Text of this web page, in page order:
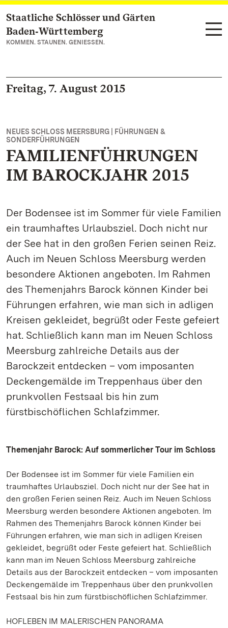
Zum Hauptinhalt springen
Staatliche Schlösser und Gärten
Baden‑Württemberg
KOMMEN. STAUNEN. GENIESSEN.
Freitag, 7. August 2015
NEUES SCHLOSS MEERSBURG | FÜHRUNGEN &
SONDERFÜHRUNGEN
FAMILIENFÜHRUNGEN
IM BAROCKJAHR 2015
Der Bodensee ist im Sommer für viele Familien
ein traumhaftes Urlaubsziel. Doch nicht nur
der See hat in den großen Ferien seinen Reiz.
Auch im Neuen Schloss Meersburg werden
besondere Aktionen angeboten. Im Rahmen
des Themenjahrs Barock können Kinder bei
Führungen erfahren, wie man sich in adligen
Kreisen gekleidet, begrüßt oder Feste gefeiert
hat. Schließlich kann man im Neuen Schloss
Meersburg zahlreiche Details aus der
Barockzeit entdecken – vom imposanten
Deckengemälde im Treppenhaus über den
prunkvollen Festsaal bis hin zum
fürstbischöflichen Schlafzimmer.
Themenjahr Barock: Auf sommerlicher Tour im Schloss
Der Bodensee ist im Sommer für viele Familien ein
traumhaftes Urlaubsziel. Doch nicht nur der See hat in
den großen Ferien seinen Reiz. Auch im Neuen Schloss
Meersburg werden besondere Aktionen angeboten. Im
Rahmen des Themenjahrs Barock können Kinder bei
Führungen erfahren, wie man sich in adligen Kreisen
gekleidet, begrüßt oder Feste gefeiert hat. Schließlich
kann man im Neuen Schloss Meersburg zahlreiche
Details aus der Barockzeit entdecken – vom imposanten
Deckengemälde im Treppenhaus über den prunkvollen
Festsaal bis hin zum fürstbischöflichen Schlafzimmer.
HOFLEBEN IM MALERISCHEN PANORAMA